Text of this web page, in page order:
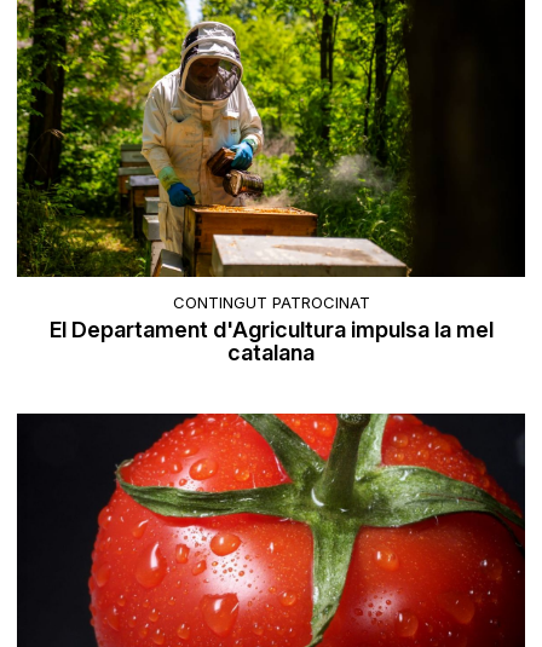
CONTINGUT PATROCINAT
El Departament d'Agricultura impulsa la mel
catalana